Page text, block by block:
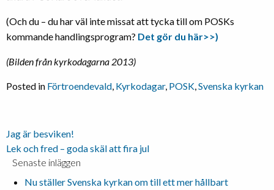
(Och du – du har väl inte missat att tycka till om POSKs
kommande handlingsprogram? Det gör du här>>)
(Bilden från kyrkodagarna 2013)
Posted in Förtroendevald, Kyrkodagar, POSK,Svenska kyrkan
Inläggsnavigering
Jag är besviken!
Lek och fred – goda skäl att fira jul
Senaste inläggen
Nu ställer Svenska kyrkan om till ett mer hållbart